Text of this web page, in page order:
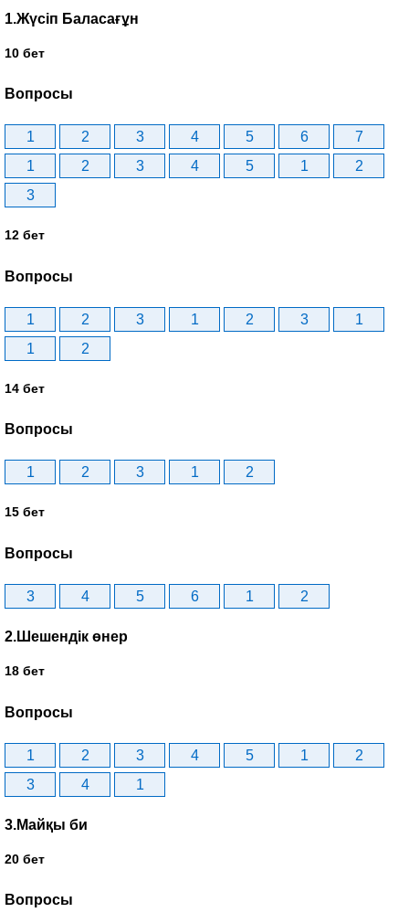
1.Жүсіп Баласағұн
10 бет
Вопросы
1 2 3 4 5 6
7
1
2 3 4 5 1
2
3
12 бет
Вопросы
1 2 3 1 2 3
1
1
2
14 бет
Вопросы
1 2 3 1 2
15 бет
Вопросы
3 4 5 6 1 2
2.Шешендік өнер
18 бет
Вопросы
1 2 3 4 5 1
2
3
4 1
3.Майқы би
20 бет
Вопросы